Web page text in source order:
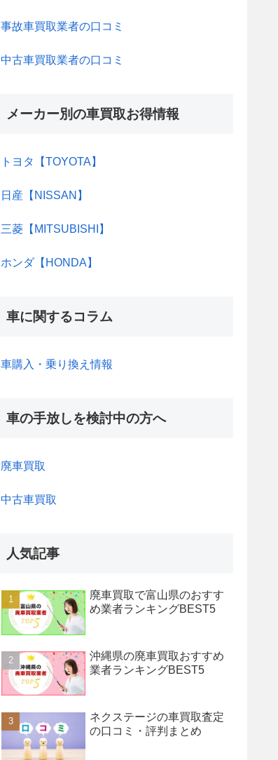
事故車買取業者の口コミ
中古車買取業者の口コミ
メーカー別の車買取お得情報
トヨタ【TOYOTA】
日産【NISSAN】
三菱【MITSUBISHI】
ホンダ【HONDA】
車に関するコラム
車購入・乗り換え情報
車の手放しを検討中の方へ
廃車買取
中古車買取
人気記事
廃車買取で富山県のおすす
め業者ランキングBEST5
沖縄県の廃車買取おすすめ
業者ランキングBEST5
ネクステージの車買取査定
の口コミ・評判まとめ